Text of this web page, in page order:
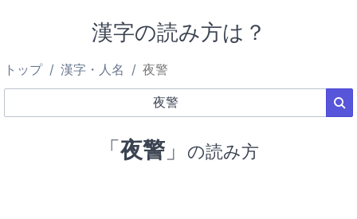
漢字の読み方は？
トップ 漢字・人名 夜警
「夜警 」 の読み方